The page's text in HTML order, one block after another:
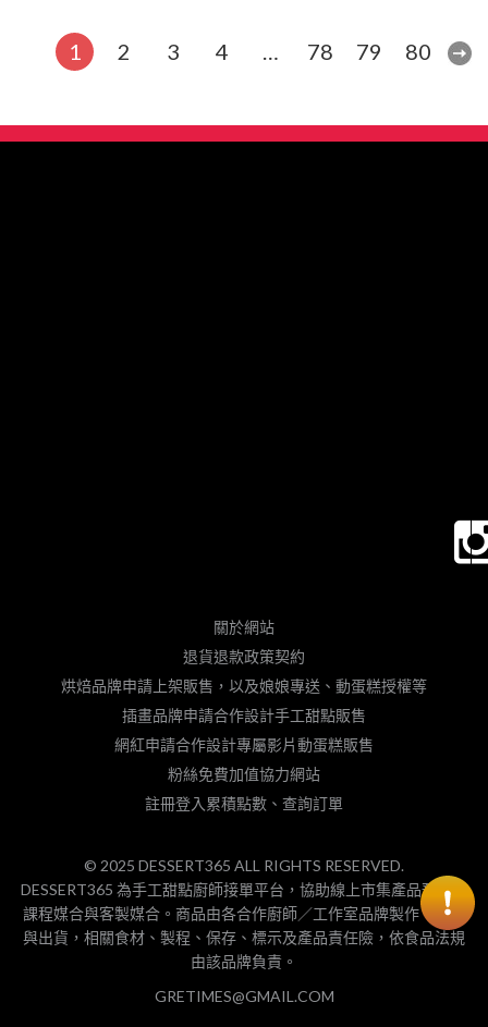
1 2 3 4 … 78 79 80
關於網站
退貨退款政策契約
烘焙品牌申請上架販售，以及娘娘專送、動蛋糕授權等
插畫品牌申請合作設計手工甜點販售
網紅申請合作設計專屬影片動蛋糕販售
粉絲免費加值協力網站
註冊登入累積點數、查詢訂單
© 2025 DESSERT365 ALL RIGHTS RESERVED.
DESSERT365 為手工甜點廚師接單平台，協助線上市集產品預購、
課程媒合與客製媒合。商品由各合作廚師／工作室品牌製作、包裝
與出貨，相關食材、製程、保存、標示及產品責任險，依食品法規
由該品牌負責。
GRETIMES@GMAIL.COM